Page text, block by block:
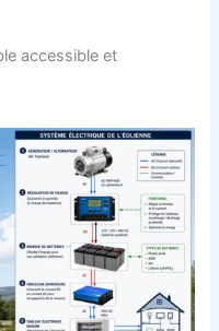
accessible et